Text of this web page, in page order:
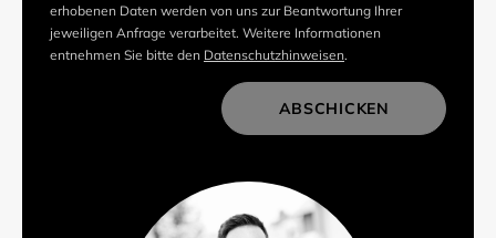
erhobenen Daten werden von uns zur Beantwortung Ihrer
jeweiligen Anfrage verarbeitet. Weitere Informationen
entnehmen Sie bitte den Datenschutzhinweisen.
ABSCHICKEN